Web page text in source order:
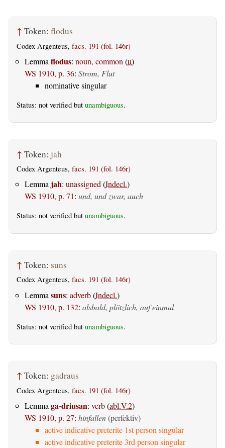
↑ Token: flodus
Codex Argenteus, facs. 191 (fol. 146r)
Lemma flodus: noun, common (u)
WS 1910, p. 36: Strom, Flut
nominative singular
Status: not verified but unambiguous.
↑ Token: jah
Codex Argenteus, facs. 191 (fol. 146r)
Lemma jah: unassigned(Indecl.)
WS 1910, p. 71: und, und zwar, auch
Status: not verified but unambiguous.
↑ Token: suns
Codex Argenteus, facs. 191 (fol. 146r)
Lemma suns: adverb(Indecl.)
WS 1910, p. 132: alsbald, plötzlich, auf einmal
Status: not verified but unambiguous.
↑ Token: gadraus
Codex Argenteus, facs. 191 (fol. 146r)
Lemma ga-driusan: verb(abl.V.2)
WS 1910, p. 27: hinfallen(perfektiv)
active indicative preterite 1st person singular
active indicative preterite 3rd person singular